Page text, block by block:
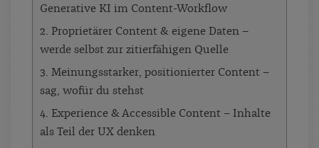
Generative KI im Content-Workflow
2. Proprietärer Content & eigene Daten –
werde selbst zur zitierfähigen Quelle
3. Meinungsstarker, positionierter Content –
sag, wofür du stehst
4. Experience & Accessible Content – Inhalte
als Teil der UX denken